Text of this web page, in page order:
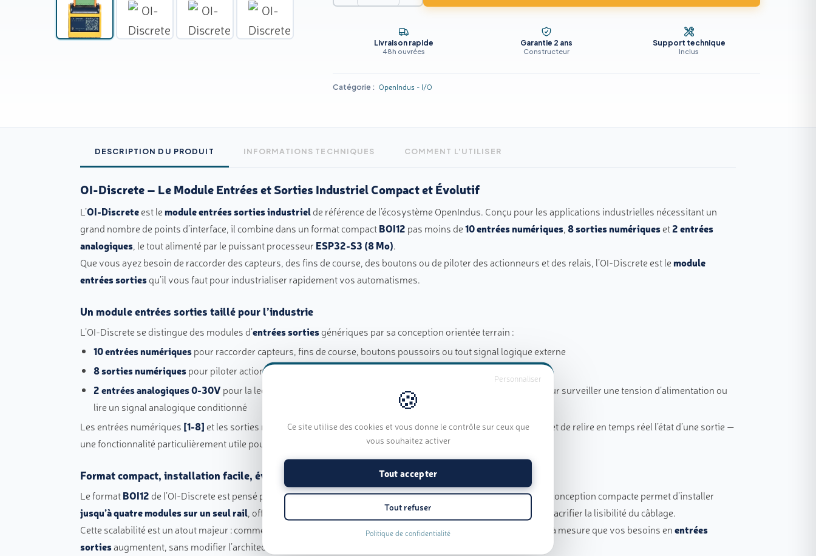
Livraison rapide
48h ouvrées
Garantie 2 ans
Constructeur
Support technique
Inclus
Catégorie : OpenIndus - I/O
DESCRIPTION DU PRODUIT INFORMATIONS TECHNIQUES COMMENT L'UTILISER
OI-Discrete – Le Module Entrées et Sorties Industriel Compact et Évolutif
L’OI-Discreteest lemodule entrées sorties industrielde référence de l’écosystème OpenIndus. Conçu pour les applications industrielles nécessitant un
grand nombre de points d’interface, il combine dans un format compactBOI12 pas moins de10 entrées numériques, 8 sorties numériqueset2 entrées
analogiques, le tout alimenté par le puissant processeur ESP32-S3 (8 Mo).
Que vous ayez besoin de raccorder des capteurs, des fins de course, des boutons ou de piloter des actionneurs et des relais, l’OI-Discrete est lemodule
entrées sortiesqu’il vous faut pour industrialiser rapidement vos automatismes.
Un module entrées sorties taillé pour l’industrie
L’OI-Discrete se distingue des modules d’entrées sortiesgénériques par sa conception orientée terrain :
10 entrées numériquespour raccorder capteurs, fins de course, boutons poussoirs ou tout signal logique externe
8 sorties numériquespour piloter actionneurs, relais, voyants ou tout équipement de commande
2 entrées analogiques 0-30Vpour la lecture de tensions de process ou de signaux conditionnés — idéales pour surveiller une tension d’alimentation ou
lire un signal analogique conditionné
Les entrées numériques [1-8]et les sorties numériques[1-8]partagent le même brochage physique, ce qui permet de relire en temps réel l’état d’une sortie —
une fonctionnalité particulièrement utile pour le diagnostic et la supervision de vos installations.
Format compact, installation facile, évolutivité maximale
Le formatBOI12de l’OI-Discrete est pensé pour optimiser l’encombrement dans vos armoires de commande. Sa conception compacte permet d’installer
jusqu’à quatre modules sur un seul rail, offrant ainsi une densité remarquable de points d’
sans sacrifier la lisibilité du câblage.
Cette scalabilité est un atout majeur : commencez avec un seul module OI-Discrete et ajoutez-en d’autres au fur et à mesure que vos besoins enentrées
sortiesaugmentent, sans modifier l’architecture logicielle de votre système.
Ce site utilise des cookies et vous donne le contrôle sur ceux que
vous souhaitez activer
Tout accepter
Tout refuser
Personnaliser
Politique de confidentialité